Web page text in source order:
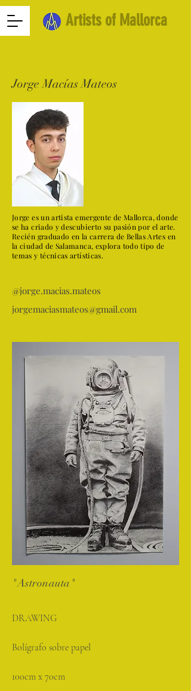
Artists of Mallorca
Jorge Macías Mateos
Jorge es un artista emergente de Mallorca, donde
se ha criado y descubierto su pasión por el arte.
Recién graduado en la carrera de Bellas Artes en
la ciudad de Salamanca, explora todo tipo de
temas y técnicas artísticas.
@jorge.macias.mateos
jorgemaciasmateos@gmail.com
"Astronauta"
DRAWING
Bolígrafo sobre papel
100cm x 70cm